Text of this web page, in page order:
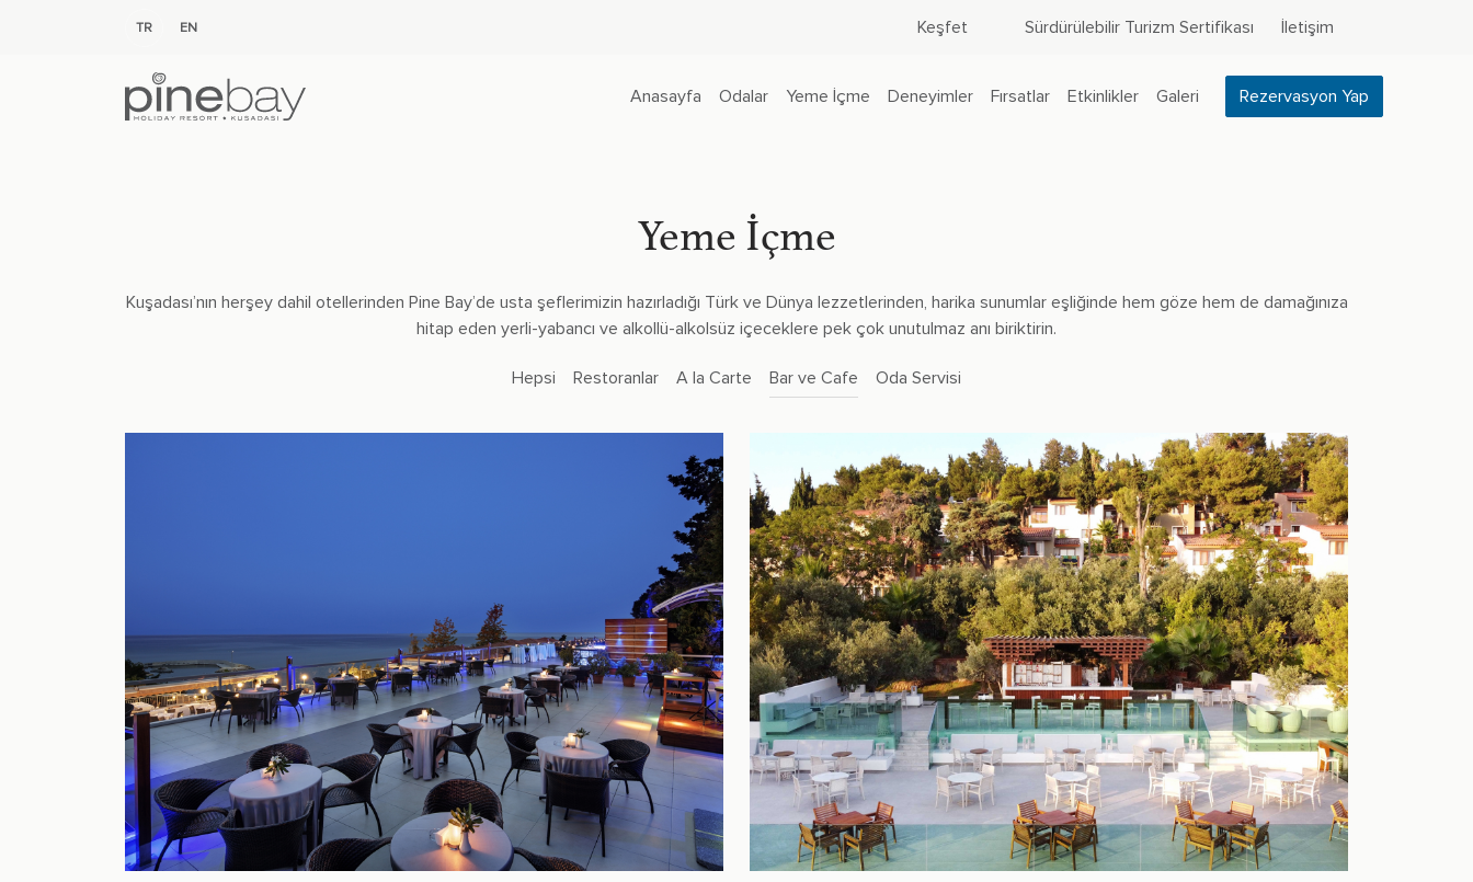
TR EN Keşfet Sürdürülebilir Turizm Sertifikası İletişim
Anasayfa Odalar Yeme İçme Deneyimler Fırsatlar Etkinlikler Galeri Rezervasyon Yap
Yeme İçme
Kuşadası’nın herşey dahil otellerinden Pine Bay’de usta şeflerimizin hazırladığı Türk ve Dünya lezzetlerinden, harika sunumlar eşliğinde hem göze hem de damağınıza
hitap eden yerli-yabancı ve alkollü-alkolsüz içeceklere pek çok unutulmaz anı biriktirin.
Hepsi Restoranlar A la Carte Bar ve Cafe Oda Servisi